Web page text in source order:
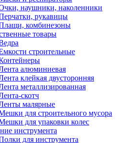
наушники, наколенники
рукавицы
комбинезоны
товары
строительные
алюминиевая
клейкая двусторонняя
металлизированная
скотч
малярные
для строительного мусора
для упаковки колес
инструмента
для инструмента